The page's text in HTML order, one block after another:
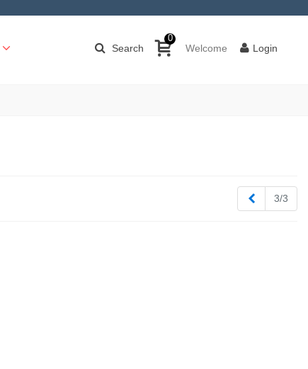
Search
0
Welcome Login
Zurück
3/3